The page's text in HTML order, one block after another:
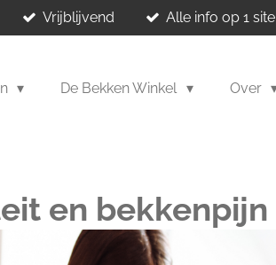
Vrijblijvend Alle info op 1 site
De Bekken Winkel Over
en bekkenpijn